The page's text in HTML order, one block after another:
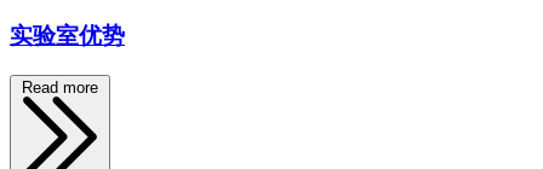
实验室优势
Read more